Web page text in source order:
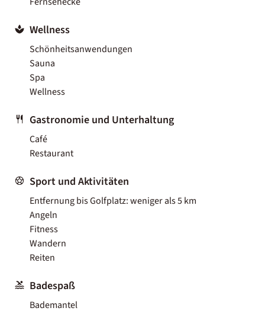
Wellness
Schönheitsanwendungen
Sauna
Spa
Wellness
Gastronomie und Unterhaltung
Café
Restaurant
Sport und Aktivitäten
Entfernung bis Golfplatz: weniger als 5 km
Angeln
Fitness
Wandern
Reiten
Badespaß
Bademantel